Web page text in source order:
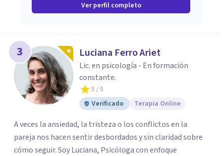
Ver perfil completo
3 Luciana Ferro Ariet
Lic. en psicología - En formación
constante.
5 / 5
Verificado
Terapia Online
A veces la ansiedad, la tristeza o los conflictos en la
pareja nos hacen sentir desbordados y sin claridad sobre
cómo seguir. Soy Luciana, Psicóloga con enfoque